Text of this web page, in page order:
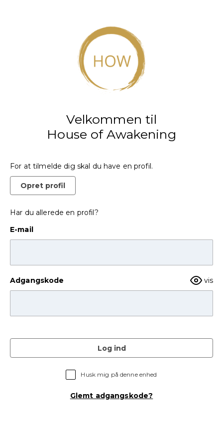
Velkommen til
House of Awakening
For at tilmelde dig skal du have en profil.
Opret profil
Har du allerede en profil?
E-mail
Adgangskode vis
Log ind
Husk mig på denne enhed
Glemt adgangskode?